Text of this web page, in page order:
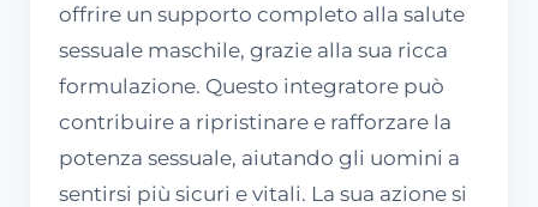
offrire un supporto completo alla salute
sessuale maschile, grazie alla sua ricca
formulazione. Questo integratore può
contribuire a ripristinare e rafforzare la
potenza sessuale, aiutando gli uomini a
sentirsi più sicuri e vitali. La sua azione si